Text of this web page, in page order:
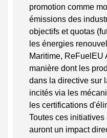
promotion comme
émissions des
objectifs et quotas
les énergies
Maritime, ReFuelEU
manière dont les
dans la directive sur
incités via les
les certifications
Toutes ces
auront un impact